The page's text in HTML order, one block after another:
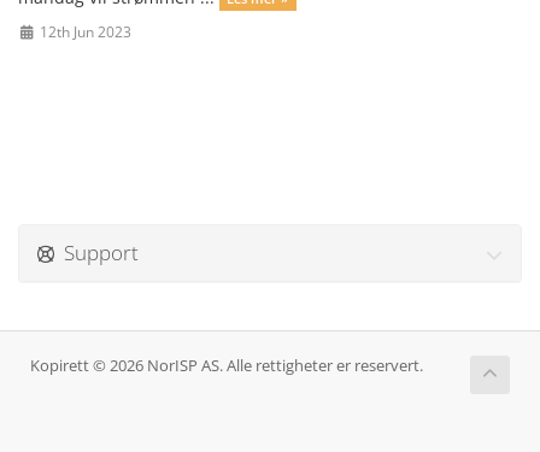
12th Jun 2023
Support
Kopirett © 2026 NorISP AS. Alle rettigheter er reservert.